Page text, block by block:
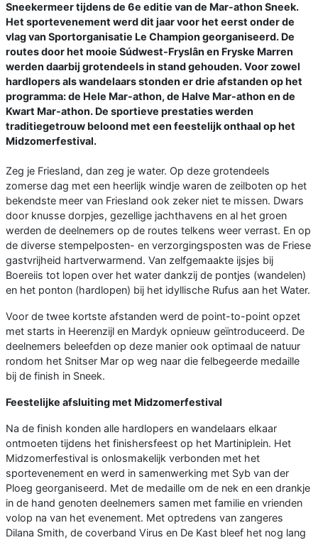
Sneekermeer tijdens de 6e editie van de Mar-athon Sneek.
Het sportevenement werd dit jaar voor het eerst onder de
vlag van Sportorganisatie Le Champion georganiseerd. De
routes door het mooie Súdwest-Fryslân en Fryske Marren
werden daarbij grotendeels in stand gehouden. Voor zowel
hardlopers als wandelaars stonden er drie afstanden op het
programma: de Hele Mar-athon, de Halve Mar-athon en de
Kwart Mar-athon. De sportieve prestaties werden
traditiegetrouw beloond met een feestelijk onthaal op het
Midzomerfestival.
Zeg je Friesland, dan zeg je water. Op deze grotendeels
zomerse dag met een heerlijk windje waren de zeilboten op het
bekendste meer van Friesland ook zeker niet te missen. Dwars
door knusse dorpjes, gezellige jachthavens en al het groen
werden de deelnemers op de routes telkens weer verrast. En op
de diverse stempelposten- en verzorgingsposten was de Friese
gastvrijheid hartverwarmend. Van zelfgemaakte ijsjes bij
Boereiis tot lopen over het water dankzij de pontjes (wandelen)
en het ponton (hardlopen) bij het idyllische Rufus aan het Water.
Voor de twee kortste afstanden werd de point-to-point opzet
met starts in Heerenzijl en Mardyk opnieuw geïntroduceerd. De
deelnemers beleefden op deze manier ook optimaal de natuur
rondom het Snitser Mar op weg naar die felbegeerde medaille
bij de finish in Sneek.
Feestelijke afsluiting met Midzomerfestival
Na de finish konden alle hardlopers en wandelaars elkaar
ontmoeten tijdens het finishersfeest op het Martiniplein. Het
Midzomerfestival is onlosmakelijk verbonden met het
sportevenement en werd in samenwerking met Syb van der
Ploeg georganiseerd. Met de medaille om de nek en een drankje
in de hand genoten deelnemers samen met familie en vrienden
volop na van het evenement. Met optredens van zangeres
Dilana Smith, de coverband Virus en De Kast bleef het nog lang